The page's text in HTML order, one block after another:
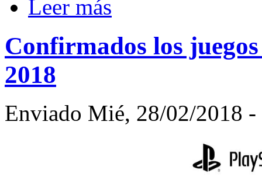
Leer más
Confirmados los
2018
Enviado Mié, 28/02/2018